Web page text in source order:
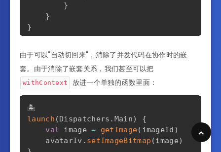
}
}
}
coroutineScope. launch (Dispatchers.Main
...
withContext(Dispatchers .
..
..
.
withContext
Dispatchers )
{
.
由于可以"自动切回来"，消除了并发代码在协作时的嵌
套。由于消除了嵌套关系，我们甚至可以把
withContext 放进一个单独的函数里面：
launch (Dispatchers . Main) {
val image = getImage( imageId )
    avatarIv
. setImageBitmap (image)
//